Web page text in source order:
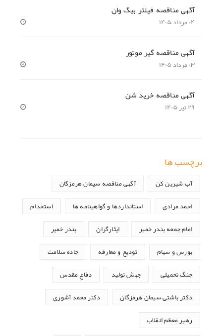
آگهی مناقصه فیلتر بیگ وان
۰۴ مرداد ۱۴۰۵
آگهی مناقصه گیر موتور
۰۳ مرداد ۱۴۰۵
آگهی مناقصه خرید شن
۲۹ تیر ۱۴۰۵
برچسب ها
آب شیرین کن آگهی مناقصه سیمان هرمزگان
احمد مرادی استانداردها و گواهینامه ها استخدام
امام جمعه بندر خمیر ایثارگران بندر خمیر
بورس و سهام تودیع و معارفه جاده سلامت
جنگ تحمیلی جهش تولید دفاع مقدس
دکتر باشتی سیمان هرمزگان دکتر محمد آشوری
رهبر معظم انقلاب